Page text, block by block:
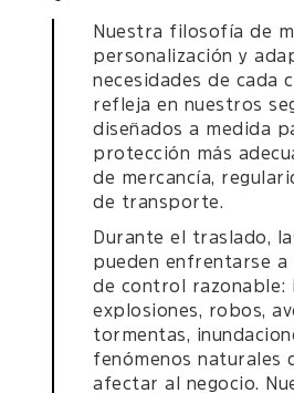
Nuestra filosofía de
personalización y
necesidades de cada
refleja en nuestros
diseñados a medida
protección más
de mercancía,
de transporte.
Durante el traslado,
pueden enfrentarse
de control razonable:
explosiones, robos,
tormentas,
fenómenos naturales
afectar al negocio.